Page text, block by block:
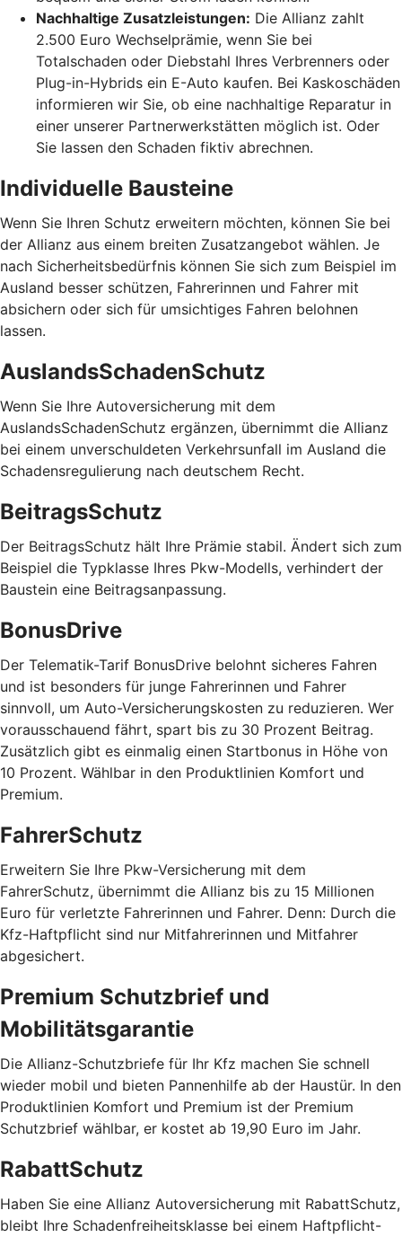
Nachhaltige Zusatzleistungen: Die Allianz zahlt
2.500 Euro Wechselprämie, wenn Sie bei
Totalschaden oder Diebstahl Ihres Verbrenners oder
Plug-in-Hybrids ein E-Auto kaufen. Bei Kaskoschäden
informieren wir Sie, ob eine nachhaltige Reparatur in
einer unserer Partnerwerkstätten möglich ist. Oder
Sie lassen den Schaden fiktiv abrechnen.
Individuelle Bausteine
Wenn Sie Ihren Schutz erweitern möchten, können Sie bei
der Allianz aus einem breiten Zusatzangebot wählen. Je
nach Sicherheitsbedürfnis können Sie sich zum Beispiel im
Ausland besser schützen, Fahrerinnen und Fahrer mit
absichern oder sich für umsichtiges Fahren belohnen
lassen.
AuslandsSchadenSchutz
Wenn Sie Ihre Autoversicherung mit dem
AuslandsSchadenSchutz ergänzen, übernimmt die Allianz
bei einem unverschuldeten Verkehrsunfall im Ausland die
Schadensregulierung nach deutschem Recht.
BeitragsSchutz
Der BeitragsSchutz hält Ihre Prämie stabil. Ändert sich zum
Beispiel die Typklasse Ihres Pkw-Modells, verhindert der
Baustein eine Beitragsanpassung.
BonusDrive
Der Telematik-Tarif BonusDrive belohnt sicheres Fahren
und ist besonders für junge Fahrerinnen und Fahrer
sinnvoll, um Auto-Versicherungskosten zu reduzieren. Wer
vorausschauend fährt, spart bis zu 30 Prozent Beitrag.
Zusätzlich gibt es einmalig einen Startbonus in Höhe von
10 Prozent. Wählbar in den Produktlinien Komfort und
Premium.
FahrerSchutz
Erweitern Sie Ihre Pkw-Versicherung mit dem
FahrerSchutz, übernimmt die Allianz bis zu 15 Millionen
Euro für verletzte Fahrerinnen und Fahrer. Denn: Durch die
Kfz-Haftpflicht sind nur Mitfahrerinnen und Mitfahrer
abgesichert.
Premium Schutzbrief und
Mobilitätsgarantie
Die Allianz-Schutzbriefe für Ihr Kfz machen Sie schnell
wieder mobil und bieten Pannenhilfe ab der Haustür. In den
Produktlinien Komfort und Premium ist der Premium
Schutzbrief wählbar, er kostet ab 19,90 Euro im Jahr.
RabattSchutz
Haben Sie eine Allianz Autoversicherung mit RabattSchutz,
bleibt Ihre Schadenfreiheitsklasse bei einem Haftpflicht-